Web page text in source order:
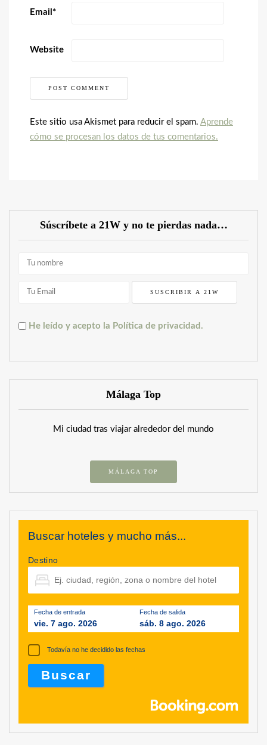
Email *
Website
Este sitio usa Akismet para reducir el spam. Aprende
cómo se procesan los datos de tus comentarios.
Súscríbete a 21W y no te pierdas nada…
He leído y acepto la Política de privacidad.
Málaga Top
Mi ciudad tras viajar alrededor del mundo
MÁLAGA TOP
Buscar hoteles y mucho más...
Destino
Fecha de entrada
vie. 7 ago. 2026
Fecha de salida
sáb. 8 ago. 2026
Todavía no he decidido las fechas